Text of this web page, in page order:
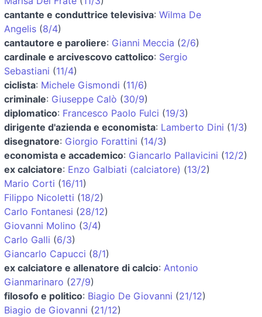
cantante e conduttrice televisiva: Wilma De
Angelis (8/4)
cantautore e paroliere: Gianni Meccia (2/6)
cardinale e arcivescovo cattolico: Sergio
Sebastiani (11/4)
ciclista: Michele Gismondi (11/6)
criminale: Giuseppe Calò (30/9)
diplomatico: Francesco Paolo Fulci (19/3)
dirigente d'azienda e economista: Lamberto Dini (1/3)
disegnatore: Giorgio Forattini (14/3)
economista e accademico: Giancarlo Pallavicini (12/2)
ex calciatore: Enzo Galbiati (calciatore) (13/2)
Mario Corti (16/11)
Filippo Nicoletti (18/2)
Carlo Fontanesi (28/12)
Giovanni Molino (3/4)
Carlo Galli (6/3)
Giancarlo Capucci (8/1)
ex calciatore e allenatore di calcio: Antonio
Gianmarinaro (27/9)
filosofo e politico: Biagio De Giovanni (21/12)
Biagio de Giovanni (21/12)